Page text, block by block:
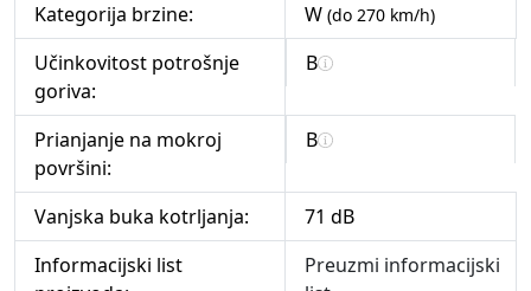
Kategorija brzine: W (do 270 km/h)
Učinkovitost potrošnje
goriva:
B
Prianjanje na mokroj
površini:
B
Vanjska buka kotrljanja:
71 dB
Informacijski list
Preuzmi informacijski